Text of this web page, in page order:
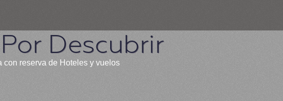
Descubrir
reserva de Hoteles y vuelos